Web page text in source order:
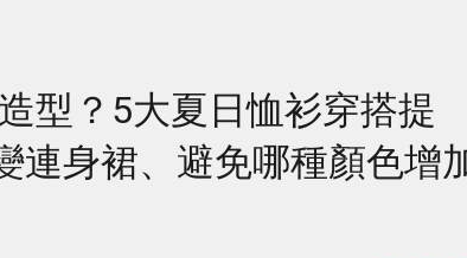
型？5大夏日恤衫穿搭提
連身裙、避免哪種顏色增